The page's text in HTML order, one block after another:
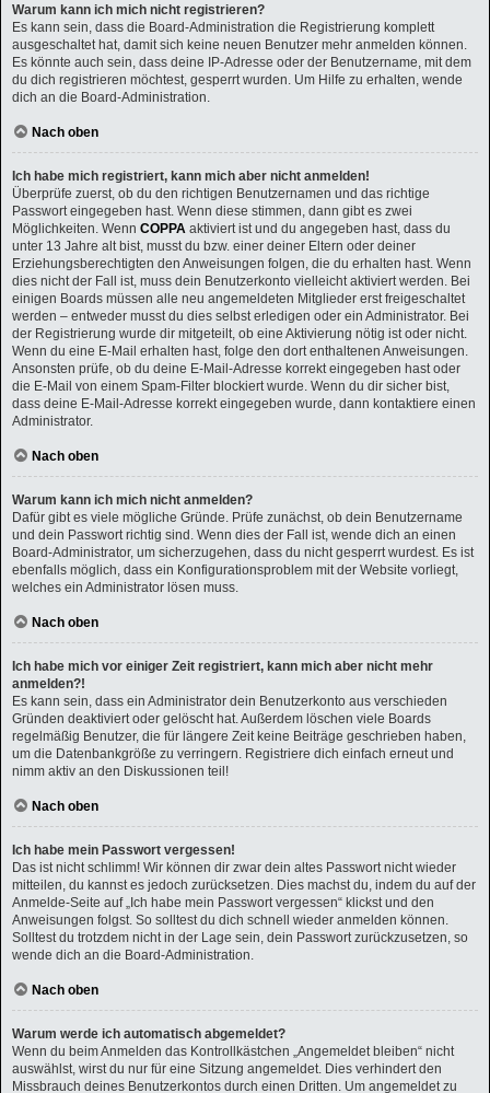
Warum kann ich mich nicht registrieren?
Es kann sein, dass die Board-Administration die Registrierung komplett
ausgeschaltet hat, damit sich keine neuen Benutzer mehr anmelden können.
Es könnte auch sein, dass deine IP-Adresse oder der Benutzername, mit dem
du dich registrieren möchtest, gesperrt wurden. Um Hilfe zu erhalten, wende
dich an die Board-Administration.
Nach oben
Ich habe mich registriert, kann mich aber nicht anmelden!
Überprüfe zuerst, ob du den richtigen Benutzernamen und das richtige
Passwort eingegeben hast. Wenn diese stimmen, dann gibt es zwei
Möglichkeiten. Wenn COPPA aktiviert ist und du angegeben hast, dass du
unter 13 Jahre alt bist, musst du bzw. einer deiner Eltern oder deiner
Erziehungsberechtigten den Anweisungen folgen, die du erhalten hast. Wenn
dies nicht der Fall ist, muss dein Benutzerkonto vielleicht aktiviert werden. Bei
einigen Boards müssen alle neu angemeldeten Mitglieder erst freigeschaltet
werden – entweder musst du dies selbst erledigen oder ein Administrator. Bei
der Registrierung wurde dir mitgeteilt, ob eine Aktivierung nötig ist oder nicht.
Wenn du eine E-Mail erhalten hast, folge den dort enthaltenen Anweisungen.
Ansonsten prüfe, ob du deine E-Mail-Adresse korrekt eingegeben hast oder
die E-Mail von einem Spam-Filter blockiert wurde. Wenn du dir sicher bist,
dass deine E-Mail-Adresse korrekt eingegeben wurde, dann kontaktiere einen
Administrator.
Nach oben
Warum kann ich mich nicht anmelden?
Dafür gibt es viele mögliche Gründe. Prüfe zunächst, ob dein Benutzername
und dein Passwort richtig sind. Wenn dies der Fall ist, wende dich an einen
Board-Administrator, um sicherzugehen, dass du nicht gesperrt wurdest. Es ist
ebenfalls möglich, dass ein Konfigurationsproblem mit der Website vorliegt,
welches ein Administrator lösen muss.
Nach oben
Ich habe mich vor einiger Zeit registriert, kann mich aber nicht mehr
anmelden?!
Es kann sein, dass ein Administrator dein Benutzerkonto aus verschieden
Gründen deaktiviert oder gelöscht hat. Außerdem löschen viele Boards
regelmäßig Benutzer, die für längere Zeit keine Beiträge geschrieben haben,
um die Datenbankgröße zu verringern. Registriere dich einfach erneut und
nimm aktiv an den Diskussionen teil!
Nach oben
Ich habe mein Passwort vergessen!
Das ist nicht schlimm! Wir können dir zwar dein altes Passwort nicht wieder
mitteilen, du kannst es jedoch zurücksetzen. Dies machst du, indem du auf der
Anmelde-Seite auf „Ich habe mein Passwort vergessen“ klickst und den
Anweisungen folgst. So solltest du dich schnell wieder anmelden können.
Solltest du trotzdem nicht in der Lage sein, dein Passwort zurückzusetzen, so
wende dich an die Board-Administration.
Nach oben
Warum werde ich automatisch abgemeldet?
Wenn du beim Anmelden das Kontrollkästchen „Angemeldet bleiben“ nicht
auswählst, wirst du nur für eine Sitzung angemeldet. Dies verhindert den
Missbrauch deines Benutzerkontos durch einen Dritten. Um angemeldet zu